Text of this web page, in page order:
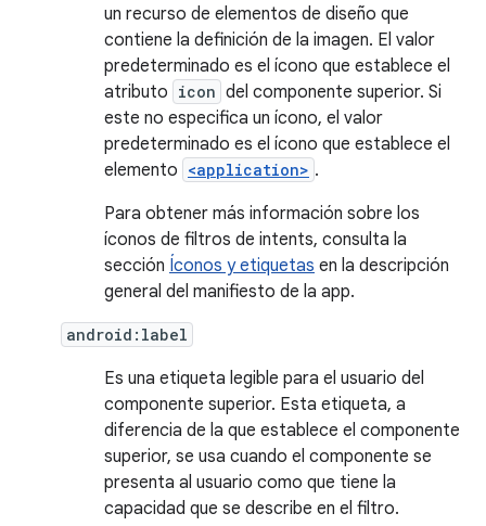
un recurso de elementos de diseño que
contiene la definición de la imagen. El valor
predeterminado es el ícono que establece el
atributo icon del componente superior. Si
este no especifica un ícono, el valor
predeterminado es el ícono que establece el
elemento <application> .
Para obtener más información sobre los
íconos de filtros de intents, consulta la
sección Íconos y etiquetas en la descripción
general del manifiesto de la app.
android:label
Es una etiqueta legible para el usuario del
componente superior. Esta etiqueta, a
diferencia de la que establece el componente
superior, se usa cuando el componente se
presenta al usuario como que tiene la
capacidad que se describe en el filtro.